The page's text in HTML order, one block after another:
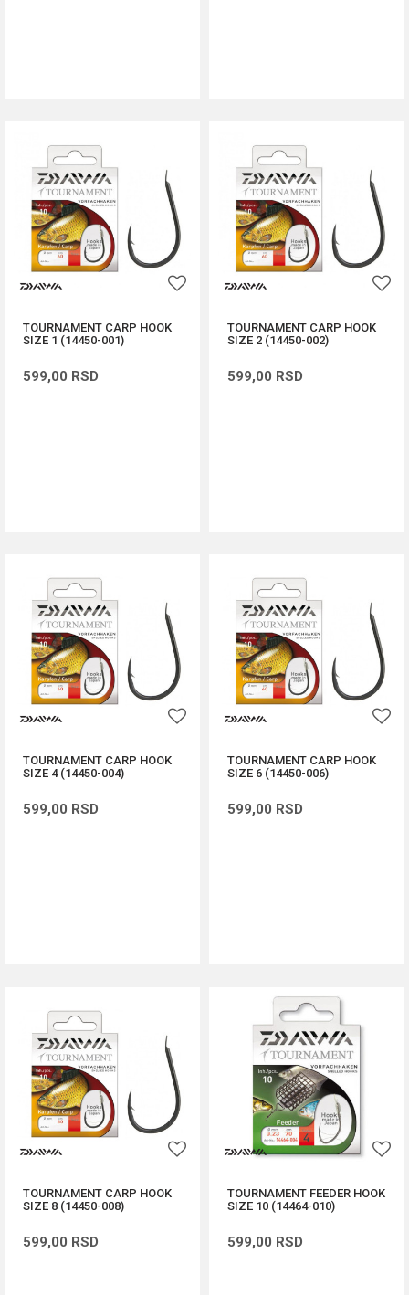
TOURNAMENT CARP HOOK
SIZE 1 (14450-001)
599,00 RSD
TOURNAMENT CARP HOOK
SIZE 2 (14450-002)
599,00 RSD
TOURNAMENT CARP HOOK
SIZE 4 (14450-004)
599,00 RSD
TOURNAMENT CARP HOOK
SIZE 6 (14450-006)
599,00 RSD
TOURNAMENT CARP HOOK
SIZE 8 (14450-008)
599,00 RSD
TOURNAMENT FEEDER HOOK
SIZE 10 (14464-010)
599,00 RSD